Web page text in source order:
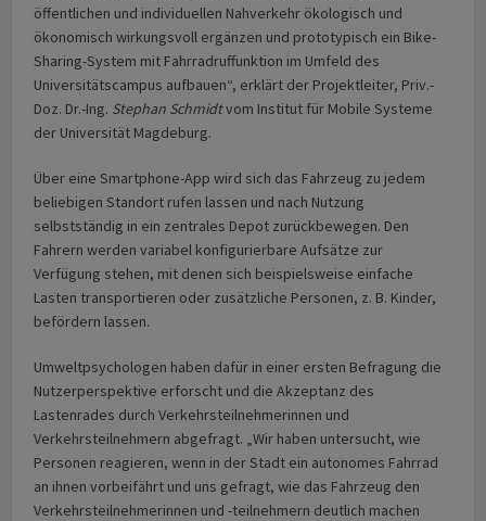
öffentlichen und individuellen Nahverkehr ökologisch und
ökonomisch wirkungsvoll ergänzen und prototypisch ein Bike-
Sharing-System mit Fahrradruffunktion im Umfeld des
Universitätscampus aufbauen“, erklärt der Projektleiter, Priv.-
Doz. Dr.-Ing. Stephan Schmidtvom Institut für Mobile Systeme
der Universität Magdeburg.
Über eine Smartphone-App wird sich das Fahrzeug zu jedem
beliebigen Standort rufen lassen und nach Nutzung
selbstständig in ein zentrales Depot zurückbewegen. Den
Fahrern werden variabel konfigurierbare Aufsätze zur
Verfügung stehen, mit denen sich beispielsweise einfache
Lasten transportieren oder zusätzliche Personen, z. B. Kinder,
befördern lassen.
Umweltpsychologen haben dafür in einer ersten Befragung die
Nutzerperspektive erforscht und die Akzeptanz des
Lastenrades durch Verkehrsteilnehmerinnen und
Verkehrsteilnehmern abgefragt. „Wir haben untersucht, wie
Personen reagieren, wenn in der Stadt ein autonomes Fahrrad
an ihnen vorbeifährt und uns gefragt, wie das Fahrzeug den
Verkehrsteilnehmerinnen und -teilnehmern deutlich machen